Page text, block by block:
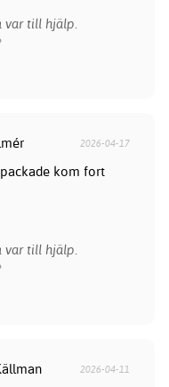
var till hjälp.
2026-04-17
kom fort
var till hjälp.
2026-04-11